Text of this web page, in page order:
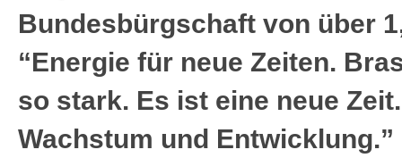
Bundesbürgschaft von über
“Energie für neue Zeiten.
so stark. Es ist eine neue
Wachstum und